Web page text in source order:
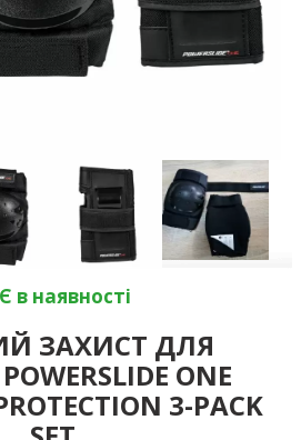
Є в наявності
ЗАХИСТ ДЛЯ
ONE
3-PACK